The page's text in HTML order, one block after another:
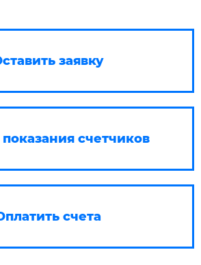
заявку
счетчиков
счета